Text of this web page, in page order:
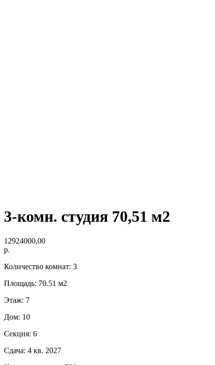
3-комн. студия 70,51 м2
12924000,00
р.
Количество комнат: 3
Площадь: 70.51 м2
Этаж: 7
Дом: 10
Секция: 6
Сдача: 4 кв. 2027